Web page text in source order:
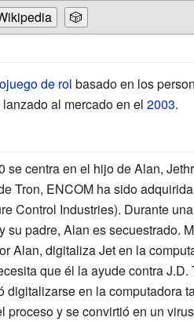
🎲
de rol basado en los
al mercado en el 2003.
se centra en el hijo de Alan,
Tron, ENCOM ha sido
Control Industries). Durante
su padre, Alan es secuestrado.
Alan, digitaliza Jet en la
que él la ayude contra
digitalizarse en la computadora
proceso y se convirtió en un